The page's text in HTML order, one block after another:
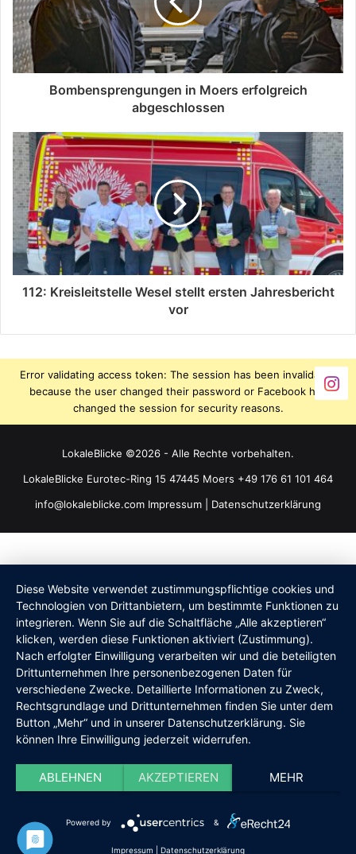
Bombensprengungen in Moers erfolgreich
abgeschlossen
112: Kreisleitstelle Wesel stellt ersten Jahresbericht
vor
Error validating access token: The session has been invalidated
because the user changed their password or Facebook has
changed the session for security reasons.
LokaleBlicke ©2026 - Alle Rechte vorbehalten.
LokaleBlicke Eurotec-Ring 15 47445 Moers +49 176 61 101 464
info@lokaleblicke.com Impressum Datenschutzerklärung
Diese Website verwendet zustimmungspflichtige cookies und
Technologien von Drittanbietern, um bestimmte Funktionen zu
integrieren. Wenn Sie auf die Schaltfläche „Alle akzeptieren“
klicken, werden diese Funktionen aktiviert (Zustimmung).
Nach erfolgter Einwilligung verarbeiten wir und die beteiligten
Drittunternehmen Ihre personenbezogenen Daten für
verschiedene Zwecke. Detaillierte Informationen zu Zweck,
Rechtsgrundlage und Drittunternehmen finden Sie unter dem
Button „Mehr“ und in unserer Datenschutzerklärung. Sie
können Ihre Einwilligung jederzeit widerrufen.
ABLEHNEN AKZEPTIEREN MEHR
Powered by &
Impressum Datenschutzerklärung